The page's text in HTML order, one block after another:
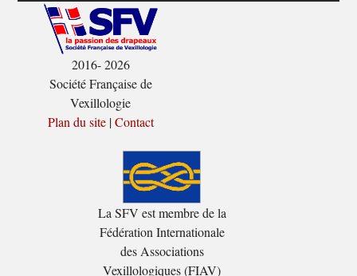
2016- 2026
Société Française de
Vexillologie
Plan du site|Contact
La SFV est membre de la
Fédération Internationale
des Associations
Vexillologiques (FIAV)